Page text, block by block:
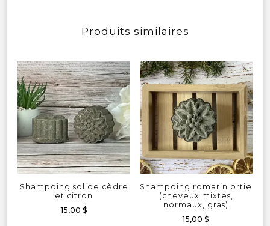
Produits similaires
Shampoing solide cèdre
et citron
15,00 $
Shampoing romarin ortie
(cheveux mixtes,
normaux, gras)
15,00$